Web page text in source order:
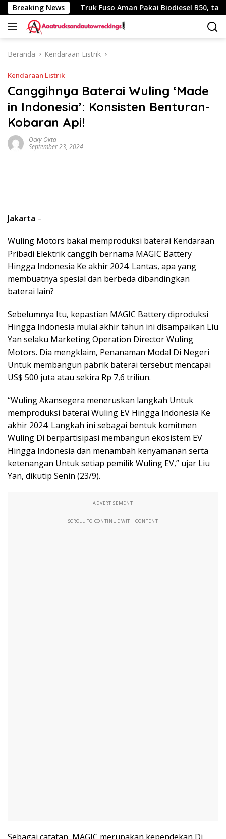
Langsung
ke
konten
Breaking News
Km Truk Fuso Aman Pakai Biodiesel B50, tapi Ada
Beranda Kendaraan Listrik
Kendaraan Listrik
Canggihnya Baterai Wuling ‘Made
in Indonesia’: Konsisten Benturan-
Kobaran Api!
Ocky Okta
September 23, 2024
Jakarta –
Wuling Motors bakal memproduksi baterai Kendaraan
Pribadi Elektrik canggih bernama MAGIC Battery
Hingga Indonesia Ke akhir 2024. Lantas, apa yang
membuatnya spesial dan berbeda dibandingkan
baterai lain?
Sebelumnya Itu, kepastian MAGIC Battery diproduksi
Hingga Indonesia mulai akhir tahun ini disampaikan Liu
Yan selaku Marketing Operation Director Wuling
Motors. Dia mengklaim, Penanaman Modal Di Negeri
Untuk membangun pabrik baterai tersebut mencapai
US$ 500 juta atau sekira Rp 7,6 triliun.
“Wuling Akansegera meneruskan langkah Untuk
memproduksi baterai Wuling EV Hingga Indonesia Ke
akhir 2024. Langkah ini sebagai bentuk komitmen
Wuling Di berpartisipasi membangun ekosistem EV
Hingga Indonesia dan menambah kenyamanan serta
ketenangan Untuk setiap pemilik Wuling EV,” ujar Liu
Yan, dikutip Senin (23/9).
ADVERTISEMENT
SCROLL TO CONTINUE WITH CONTENT